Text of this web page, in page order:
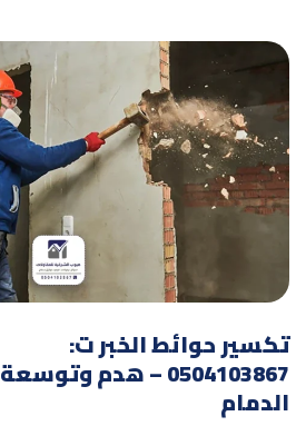
تكسير حوائط الخبر ت:
0504103867 – هدم وتوسعة
الدمام